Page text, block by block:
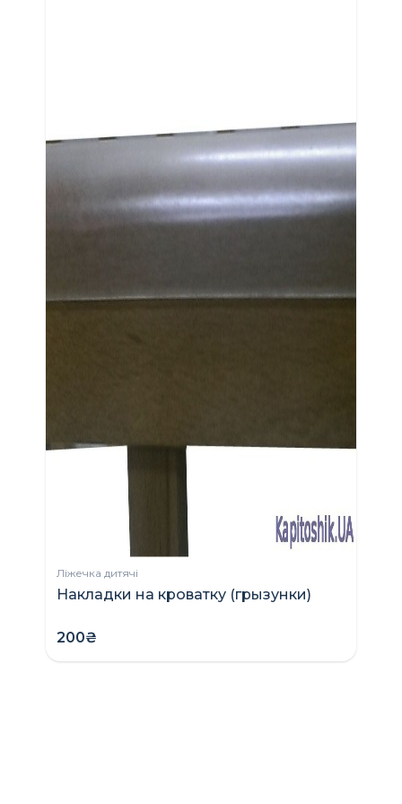
Ліжечка дитячі
Накладки на кроватку (грызунки)
200₴